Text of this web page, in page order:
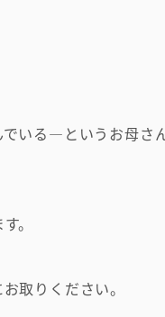
いる―というお母さ
。
取りください。